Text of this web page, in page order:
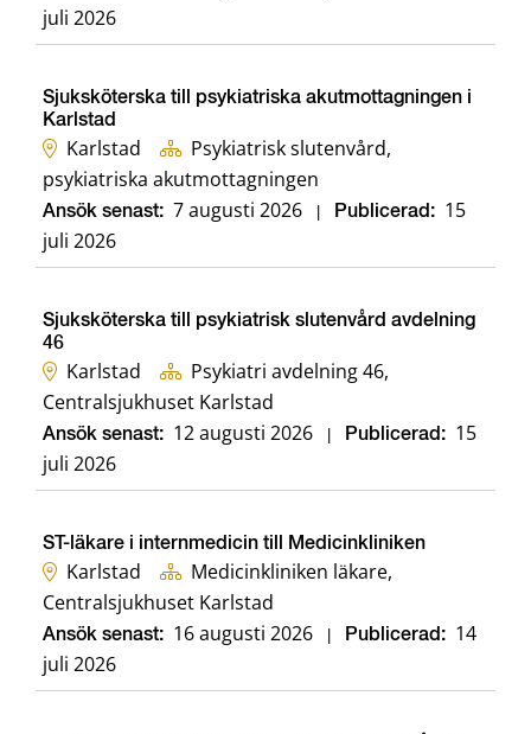
juli 2026
Sjuksköterska till psykiatriska akutmottagningen i
Karlstad
Karlstad
Psykiatrisk slutenvård,
psykiatriska akutmottagningen
Ansök senast: 7 augusti 2026 Publicerad: 15
juli 2026
Sjuksköterska till psykiatrisk slutenvård avdelning
46
Karlstad
Psykiatri avdelning 46,
Centralsjukhuset Karlstad
Ansök senast: 12 augusti 2026 Publicerad: 15
juli 2026
ST-läkare i internmedicin till Medicinkliniken
Karlstad
Medicinkliniken läkare,
Centralsjukhuset Karlstad
Ansök senast: 16 augusti 2026 Publicerad: 14
juli 2026